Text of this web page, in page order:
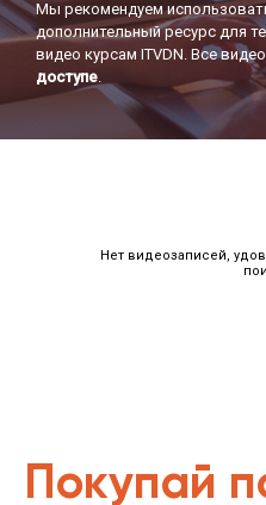
Мы рекомендуем
дополнительный ресурс для
видео курсам ITVDN. Все
доступе.
Нет видеозаписей,
Покупай